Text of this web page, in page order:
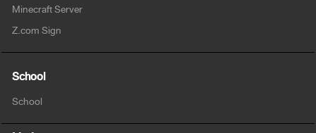
Minecraft Server
Z.com Sign
School
School